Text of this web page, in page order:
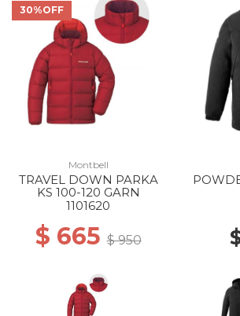
30%OFF
Montbell
TRAVEL DOWN PARKA
KS 100-120 GARN
1101620
$ 665$ 950